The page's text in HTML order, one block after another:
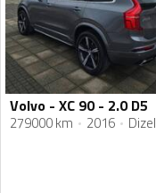
Volvo - XC 90 - 2.0 D5
279000 km 2016 Dizel